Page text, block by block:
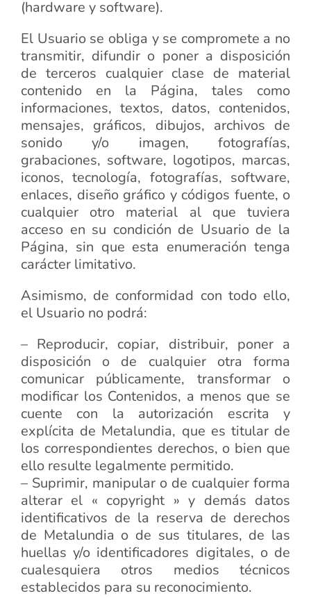
(hardware y software).
El Usuario se obliga y se compromete a no
transmitir, difundir o poner a disposición
de terceros cualquier clase de material
contenido en la Página, tales como
informaciones, textos, datos, contenidos,
mensajes, gráficos, dibujos, archivos de
sonido y/o imagen, fotografías,
grabaciones, software, logotipos, marcas,
iconos, tecnología, fotografías, software,
enlaces, diseño gráfico y códigos fuente, o
cualquier otro material al que tuviera
acceso en su condición de Usuario de la
Página, sin que esta enumeración tenga
carácter limitativo.
Asimismo, de conformidad con todo ello,
el Usuario no podrá:
– Reproducir, copiar, distribuir, poner a
disposición o de cualquier otra forma
comunicar públicamente, transformar o
modificar los Contenidos, a menos que se
cuente con la autorización escrita y
explícita de Metalundia, que es titular de
los correspondientes derechos, o bien que
ello resulte legalmente permitido.
– Suprimir, manipular o de cualquier forma
alterar el « copyright » y demás datos
identificativos de la reserva de derechos
de Metalundia o de sus titulares, de las
huellas y/o identificadores digitales, o de
cualesquiera otros medios técnicos
establecidos para su reconocimiento.